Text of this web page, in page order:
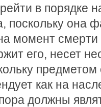
в порядке
поскольку она
момент
его, несет
как на
должны